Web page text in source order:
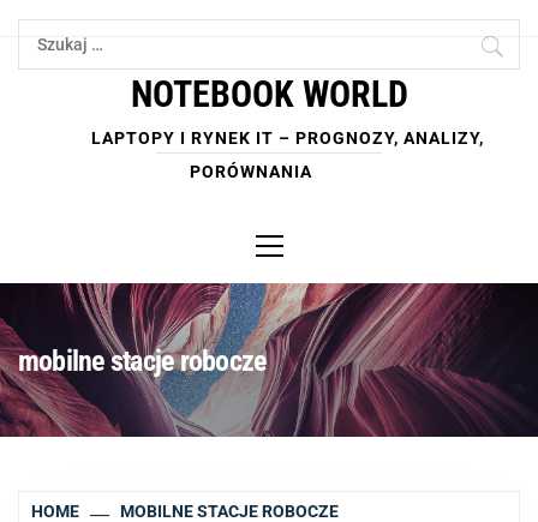
Skip
Szukaj:
NOTEBOOK WORLD
LAPTOPY I RYNEK IT – PROGNOZY, ANALIZY,
PORÓWNANIA
Menu
mobilne stacje robocze
HOME MOBILNE STACJE ROBOCZE